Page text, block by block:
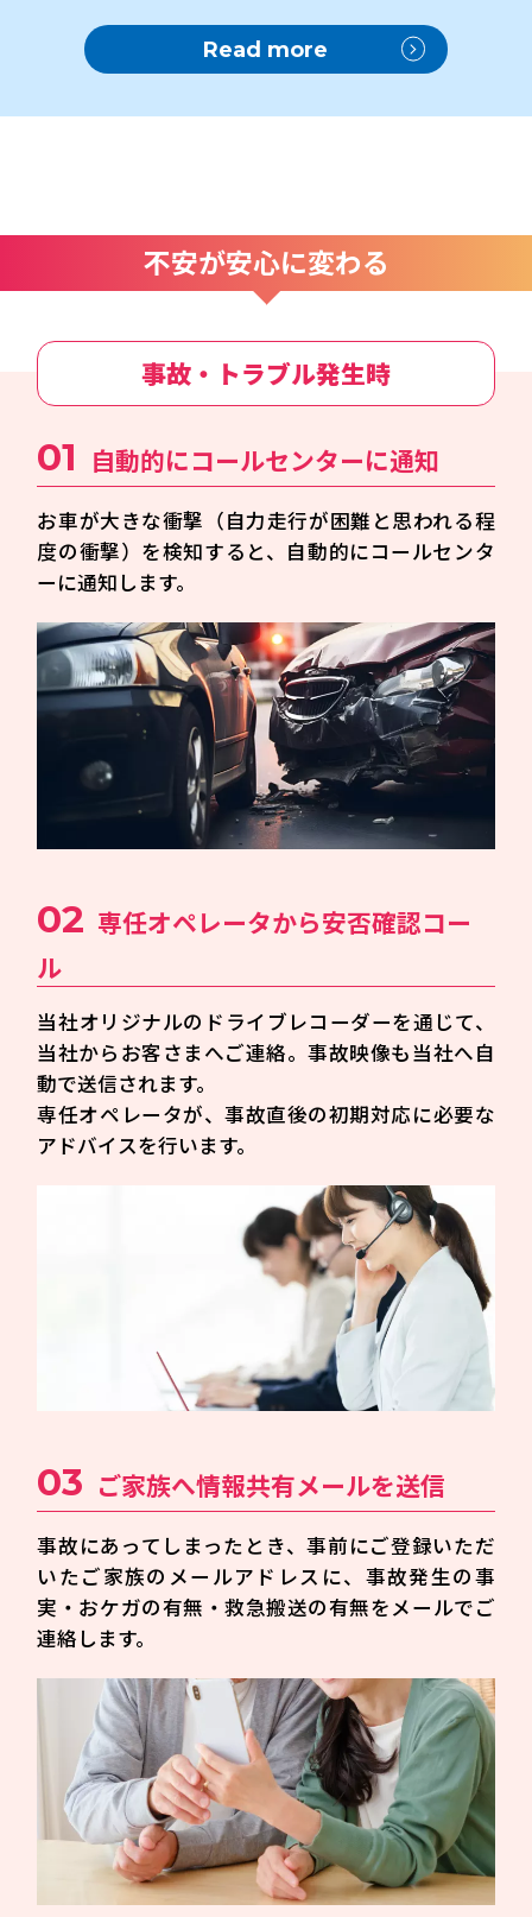
Read more
不安が安心に変わる
事故・トラブル発生時
01 自動的にコールセンターに通知
お車が大きな衝撃（自力走行が困難と思われる程
度の衝撃）を検知すると、自動的にコールセンタ
ーに通知します。
02 専任オペレータから安否確認コー
ル
当社オリジナルのドライブレコーダーを通じて、
当社からお客さまへご連絡。事故映像も当社へ自
動で送信されます。
専任オペレータが、事故直後の初期対応に必要な
アドバイスを行います。
03 ご家族へ情報共有メールを送信
事故にあってしまったとき、事前にご登録いただ
いたご家族のメールアドレスに、事故発生の事
実・おケガの有無・救急搬送の有無をメールでご
連絡します。